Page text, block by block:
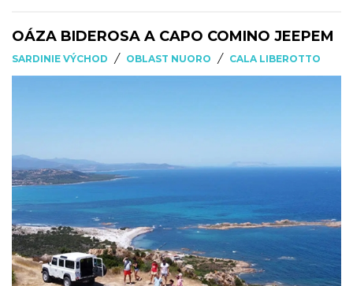
OÁZA BIDEROSA A CAPO COMINO JEEPEM
SARDINIE VÝCHOD / OBLAST NUORO / CALA LIBEROTTO